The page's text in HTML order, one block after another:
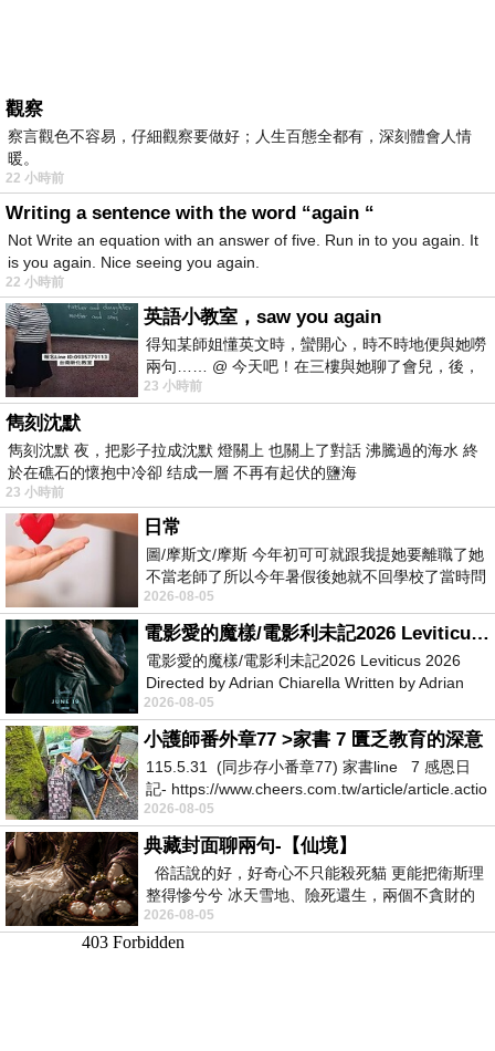
觀察
察言觀色不容易，仔細觀察要做好；人生百態全都有，深刻體會人情
暖。
22 小時前
Writing a sentence with the word “again “
Not Write an equation with an answer of five. Run in to you again. It
is you again. Nice seeing you again.
22 小時前
英語小教室，saw you again
得知某師姐懂英文時，蠻開心，時不時地便與她嘮
兩句…… @ 今天吧！在三樓與她聊了會兒，後，
下二樓居然又撞到她，於是
23 小時前
雋刻沈默
雋刻沈默 夜，把影子拉成沈默 燈關上 也關上了對話 沸騰過的海水 終
於在礁石的懷抱中冷卻 结成一層 不再有起伏的鹽海
23 小時前
日常
圖/摩斯文/摩斯 今年初可可就跟我提她要離職了她
不當老師了所以今年暑假後她就不回學校了當時問
她不是很喜歡幼幼班的小朋友嗎捨得不
2026-08-05
電影愛的魔樣/電影利未記2026 Leviticus 2026
電影愛的魔樣/電影利未記2026 Leviticus 2026
Directed by Adrian Chiarella Written by Adrian
Chiarella Starring Joe Bird
2026-08-05
小護師番外章77 >家書 7 匱乏教育的深意
115.5.31 (同步存小番章77) 家書line 7 感恩日
記- https://www.cheers.com.tw/article/article.actio
2026-08-05
典藏封面聊兩句-【仙境】
俗話說的好，好奇心不只能殺死貓 更能把衛斯理
整得慘兮兮 冰天雪地、險死還生，兩個不貪財的
人尋什麼寶？ 人家追尋愛情還
2026-08-05